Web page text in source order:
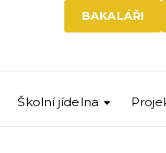
BAKALÁŘI
Školní jídelna